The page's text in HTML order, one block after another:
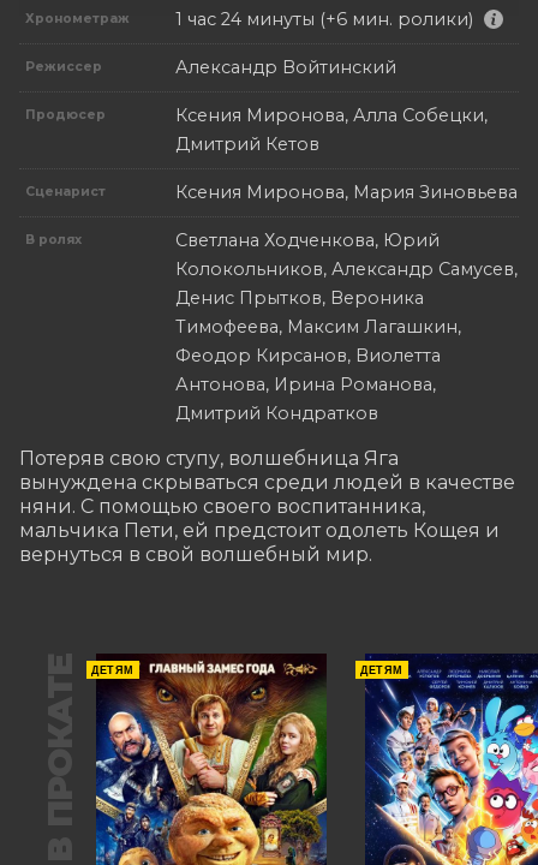
Хронометраж 1 час 24 минуты (+6 мин. ролики)
Режиссер Александр Войтинский
Продюсер
Ксения Миронова, Алла Собецки,
Дмитрий Кетов
Сценарист Ксения Миронова, Мария Зиновьева
В ролях
Светлана Ходченкова, Юрий
Колокольников, Александр Самусев,
Денис Прытков, Вероника
Тимофеева, Максим Лагашкин,
Феодор Кирсанов, Виолетта
Антонова, Ирина Романова,
Дмитрий Кондратков
Потеряв свою ступу, волшебница Яга
вынуждена скрываться среди людей в качестве
няни. С помощью своего воспитанника,
мальчика Пети, ей предстоит одолеть Кощея и
вернуться в свой волшебный мир.
В ПРОКАТЕ ДЕТЯМ ДЕТЯМ